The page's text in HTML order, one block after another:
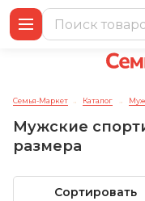
Семья-Маркет → Каталог →
Мужские
размера
Сортировать